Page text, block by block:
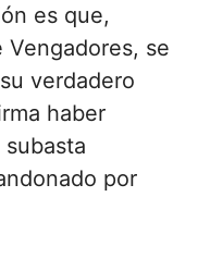
es que,
se
verdadero
haber
por